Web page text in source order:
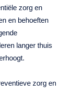
zorg en
en behoeften
langer thuis
zorg en